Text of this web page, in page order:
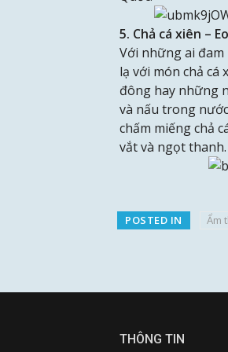
5. Chả cá xiên –
Với những ai đam
lạ với món chả cá
đông hay những
và nấu trong
chấm miếng chả
vắt và ngọt thanh.
POSTED IN Ẩm
THÔNG TIN